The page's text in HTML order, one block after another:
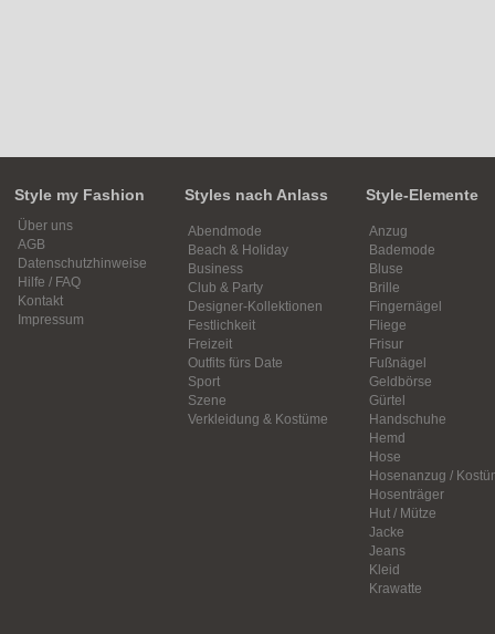
Style my Fashion
Über uns
AGB
Datenschutzhinweise
Hilfe / FAQ
Kontakt
Impressum
Styles nach Anlass
Abendmode
Beach & Holiday
Business
Club & Party
Designer-Kollektionen
Festlichkeit
Freizeit
Outfits fürs Date
Sport
Szene
Verkleidung & Kostüme
Style-Elemente
Anzug
Bademode
Bluse
Brille
Fingernägel
Fliege
Frisur
Fußnägel
Geldbörse
Gürtel
Handschuhe
Hemd
Hose
Hosenanzug /
Hosenträger
Hut / Mütze
Jacke
Jeans
Kleid
Krawatte